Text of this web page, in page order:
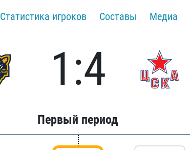
Статистика игроков Составы Медиа
1:4
Первый период